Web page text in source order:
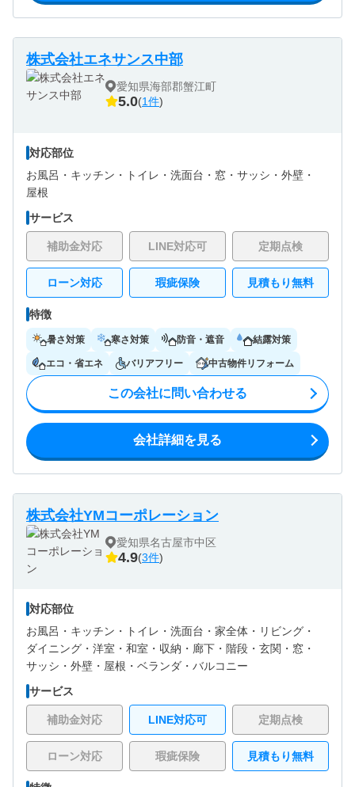
株式会社エネサンス中部
愛知県海部郡蟹江町
5.0(1件)
対応部位
お風呂・ キッチン・ トイレ・ 洗面台・ 窓・サッシ・ 外壁・
屋根
サービス
補助金対応 LINE対応可 定期点検
ローン対応 瑕疵保険 見積もり無料
特徴
暑さ対策 寒さ対策 防音・遮音 結露対策
エコ・省エネ バリアフリー 中古物件リフォーム
この会社に問い合わせる
会社詳細を見る
株式会社YMコーポレーション
愛知県名古屋市中区
4.9(3件)
対応部位
お風呂・ キッチン・ トイレ・ 洗面台・ 家全体・ リビング・
ダイニング・ 洋室・ 和室・ 収納・ 廊下・ 階段・ 玄関・ 窓・
サッシ・ 外壁・ 屋根・ ベランダ・バルコニー
サービス
補助金対応 LINE対応可 定期点検
ローン対応 瑕疵保険 見積もり無料